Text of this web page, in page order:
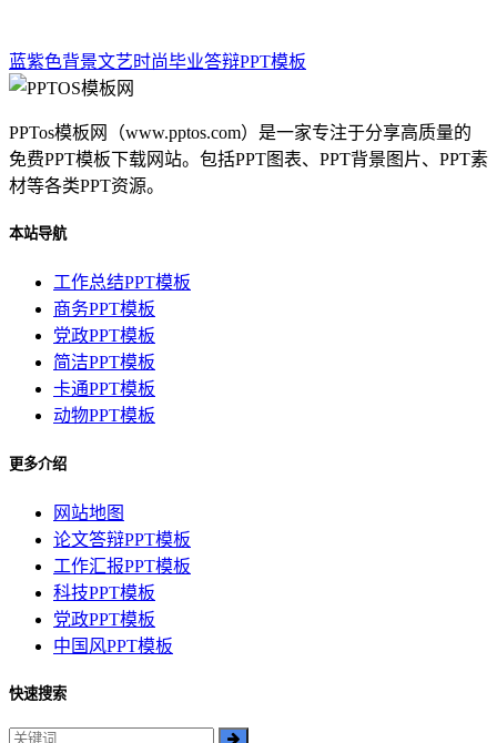
蓝紫色背景文艺时尚毕业答辩PPT模板
PPTos模板网（www.pptos.com）是一家专注于分享高质量的
免费PPT模板下载网站。包括PPT图表、PPT背景图片、PPT素
材等各类PPT资源。
本站导航
工作总结PPT模板
商务PPT模板
党政PPT模板
简洁PPT模板
卡通PPT模板
动物PPT模板
更多介绍
网站地图
论文答辩PPT模板
工作汇报PPT模板
科技PPT模板
党政PPT模板
中国风PPT模板
快速搜索